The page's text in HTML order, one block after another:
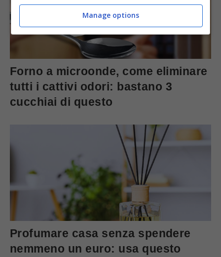
Forno a microonde, come eliminare
tutti i cattivi odori: bastano 3
cucchiai di questo
Profumare casa senza spendere
nemmeno un euro: usa questo
Manage options